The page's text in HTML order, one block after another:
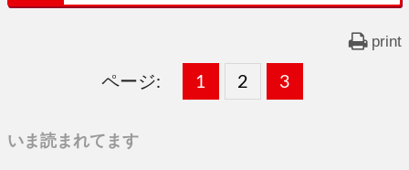
print
ページ:
固
1 ,
固
2 ,
固
3
いま読まれてます